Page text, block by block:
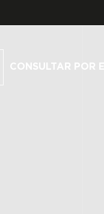
CONSULTAR POR